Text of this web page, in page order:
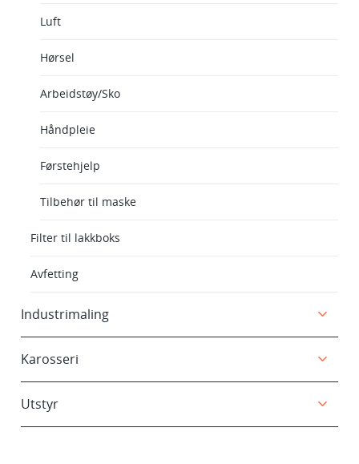
Luft
Hørsel
Arbeidstøy/Sko
Håndpleie
Førstehjelp
Tilbehør til maske
Filter til lakkboks
Avfetting
Industrimaling
Karosseri
Utstyr